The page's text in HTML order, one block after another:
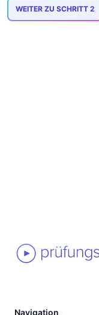
WEITER ZU SCHRITT 2
Navigation